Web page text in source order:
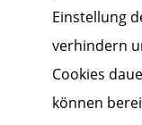
Einstellung
verhindern
Cookies
können